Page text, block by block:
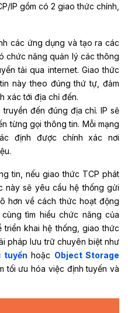
IP gồm có 2 giao thức chính,
các ứng dụng và tạo ra các
chức năng quản lý các thông
tải qua internet. Giao thức
này theo đúng thứ tự, đảm
xác tới địa chỉ đến.
đến đúng địa chỉ. IP sẽ
từng gọi thông tin. Mỗi mạng
định được chính xác nơi
tin, nếu giao thức TCP phát
này sẽ yêu cầu hệ thống gửi
hơn về cách thức hoạt động
tìm hiểu chức năng của
khai hệ thống, giao thức
pháp lưu trữ chuyên biệt như
tuyến hoặc Object Storage
tối ưu hóa việc định tuyến và